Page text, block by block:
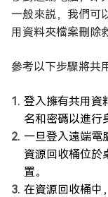
一般來説，我們可
用資料夾檔案刪除
參考以下步驟將共
登入擁有共用資
名和密碼以進行
一旦登入遠端電
資源回收桶位於
置。
在資源回收桶中